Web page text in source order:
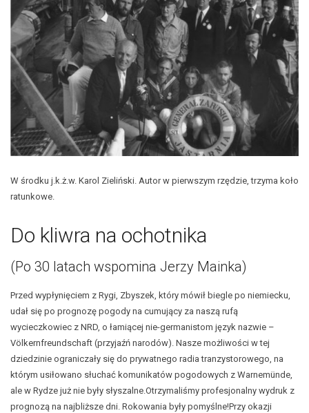
W środku j.k.ż.w. Karol Zieliński. Autor w pierwszym rzędzie, trzyma koło
ratunkowe.
Do kliwra na ochotnika
(Po 30 latach wspomina Jerzy Mainka)
Przed wypłynięciem z Rygi, Zbyszek, który mówił biegle po niemiecku,
udał się po prognozę pogody na cumujący za naszą rufą
wycieczkowiec z NRD, o łamiącej nie-germanistom język nazwie –
Völkernfreundschaft (przyjaźń narodów). Nasze możliwości w tej
dziedzinie ograniczały się do prywatnego radia tranzystorowego, na
którym usiłowano słuchać komunikatów pogodowych z Warnemünde,
ale w Rydze już nie były słyszalne.Otrzymaliśmy profesjonalny wydruk z
prognozą na najbliższe dni. Rokowania były pomyślne!Przy okazji